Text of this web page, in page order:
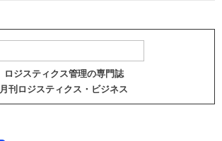
ロジスティクス管理の専門誌
月刊ロジスティクス・ビジネス